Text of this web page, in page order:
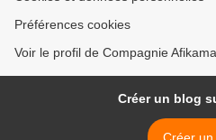
Préférences cookies
Voir le profil de Compagnie
Créer un blog